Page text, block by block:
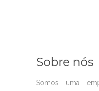
Sobre nós
Somos uma